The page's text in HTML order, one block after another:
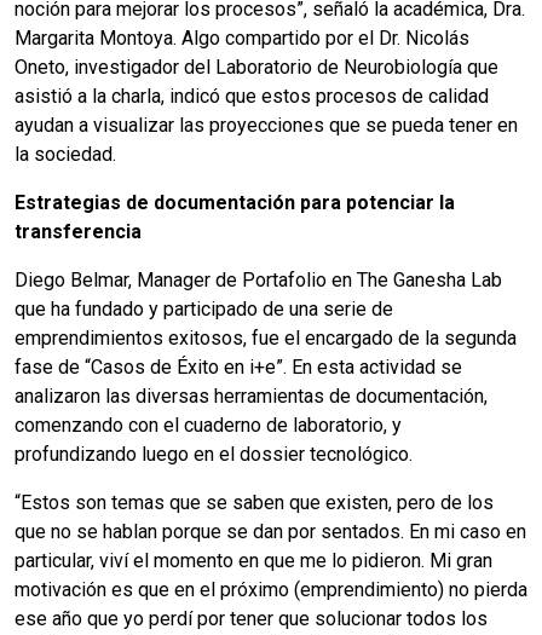
noción para mejorar los procesos”, señaló la académica, Dra.
Margarita Montoya. Algo compartido por el Dr. Nicolás
Oneto, investigador del Laboratorio de Neurobiología que
asistió a la charla, indicó que estos procesos de calidad
ayudan a visualizar las proyecciones que se pueda tener en
la sociedad.
Estrategias de documentación para potenciar la
transferencia
Diego Belmar, Manager de Portafolio en The Ganesha Lab
que ha fundado y participado de una serie de
emprendimientos exitosos, fue el encargado de la segunda
fase de “Casos de Éxito en i+e”. En esta actividad se
analizaron las diversas herramientas de documentación,
comenzando con el cuaderno de laboratorio, y
profundizando luego en el dossier tecnológico.
“Estos son temas que se saben que existen, pero de los
que no se hablan porque se dan por sentados. En mi caso en
particular, viví el momento en que me lo pidieron. Mi gran
motivación es que en el próximo (emprendimiento) no pierda
ese año que yo perdí por tener que solucionar todos los